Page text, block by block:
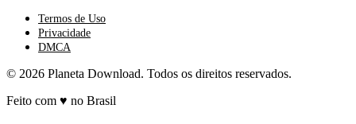
Termos de Uso
Privacidade
DMCA
© 2026 Planeta Download. Todos os direitos reservados.
Feito com ♥ no Brasil